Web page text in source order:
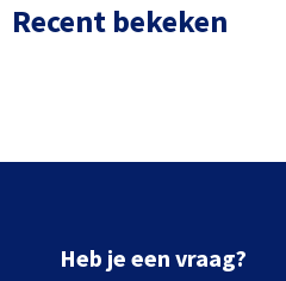
Recent bekeken
Heb je een vraag?